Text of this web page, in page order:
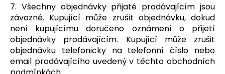
7. Všechny objednávky přijaté prodávajícím jsou
závazné. Kupující může zrušit objednávku, dokud
není kupujícímu doručeno oznámení o přijetí
objednávky prodávajícím. Kupující může zrušit
objednávku telefonicky na telefonní číslo nebo
email prodávajícího uvedený v těchto obchodních